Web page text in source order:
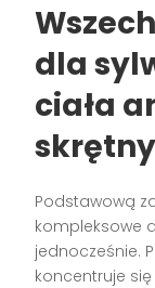
dla
ciała
Podstawową
kompleksowe
jednocześnie.
koncentruje